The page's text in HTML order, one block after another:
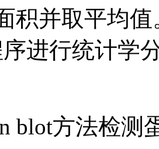
积并取平均值
进行统计学
blot方法检测